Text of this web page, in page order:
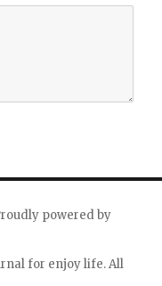
powered by
for enjoy life. All